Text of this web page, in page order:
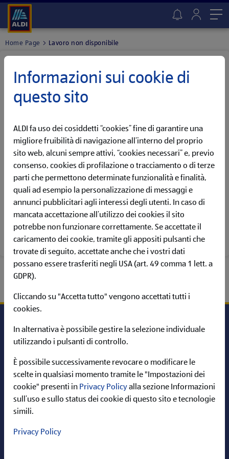
Home Page Lavoro non disponibile
Ci dispiace, abbiamo già chiuso questa offerta di lavoro! Ma
Imposta un Job Alert per ricevere una notifica appena
l'annuncio tornerà online
VAI AL JOB ALERT
Oppure, scopri tutte le opportunità attualmente disponibili
nella nostra sezione dedicata.
POSIZIONI APERTE
Carriera in ALDI
Informazioni
ALDI nel web
Informazioni sui cookie di
questo sito
ALDI fa uso dei cosiddetti “cookies” fine di garantire una
migliore fruibilità di navigazione all’interno del proprio
sito web, alcuni sempre attivi, “cookies necessari” e, previo
consenso, cookies di profilazione o tracciamento o di terze
parti che permettono determinate funzionalità e finalità,
quali ad esempio la personalizzazione di messaggi e
annunci pubblicitari agli interessi degli utenti. In caso di
mancata accettazione all’utilizzo dei cookies il sito
potrebbe non funzionare correttamente. Se accettate il
caricamento dei cookie, tramite gli appositi pulsanti che
trovate di seguito, accettate anche che i vostri dati
possano essere trasferiti negli USA (art. 49 comma 1 lett. a
GDPR).
Cliccando su "Accetta tutto" vengono accettati tutti i
cookies.
In alternativa è possibile gestire la selezione individuale
utilizzando i pulsanti di controllo.
È possibile successivamente revocare o modificare le
scelte in qualsiasi momento tramite le "Impostazioni dei
cookie" presenti in Privacy Policyalla sezione Informazioni
sull’uso e sullo status dei cookie di questo sito e tecnologie
simili.
Privacy Policy